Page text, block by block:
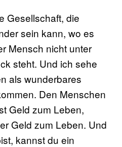
Gesellschaft, die
sein kann, wo es
Mensch nicht unter
steht. Und ich sehe
als wunderbares
Den Menschen
Geld zum Leben,
Geld zum Leben. Und
kannst du ein